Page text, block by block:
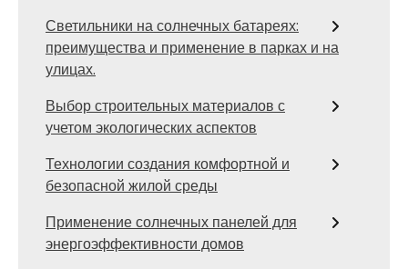
Светильники на солнечных батареях:
преимущества и применение в парках и на
улицах.
Выбор строительных материалов с
учетом экологических аспектов
Технологии создания комфортной и
безопасной жилой среды
Применение солнечных панелей для
энергоэффективности домов